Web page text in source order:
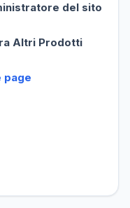
del sito
Altri Prodotti
page